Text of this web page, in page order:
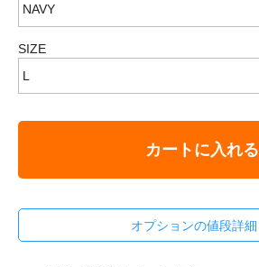
SIZE
カートに入れる
オプションの値段詳細